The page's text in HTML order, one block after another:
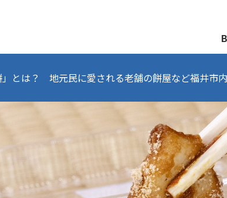
市観光公式
とは？ 地元民に愛される老舗の餅屋など福井市